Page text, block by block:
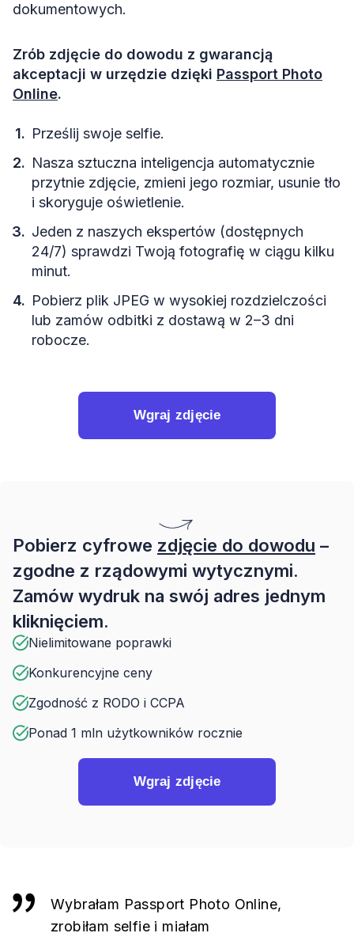
dokumentowych.
Zrób zdjęcie do dowodu z gwarancją
akceptacji w urzędzie dzięki Passport Photo
Online.
Prześlij swoje selfie.
Nasza sztuczna inteligencja automatycznie
przytnie zdjęcie, zmieni jego rozmiar, usunie tło
i skoryguje oświetlenie.
Jeden z naszych ekspertów (dostępnych
24/7) sprawdzi Twoją fotografię w ciągu kilku
minut.
Pobierz plik JPEG w wysokiej rozdzielczości
lub zamów odbitki z dostawą w 2–3 dni
robocze.
Wgraj zdjęcie
Pobierz cyfrowe zdjęcie do dowodu –
zgodne z rządowymi wytycznymi.
Zamów wydruk na swój adres jednym
kliknięciem.
Nielimitowane poprawki
Konkurencyjne ceny
Zgodność z RODO i CCPA
Ponad 1 mln użytkowników rocznie
Wgraj zdjęcie
Wybrałam Passport Photo Online,
zrobiłam selfie i miałam